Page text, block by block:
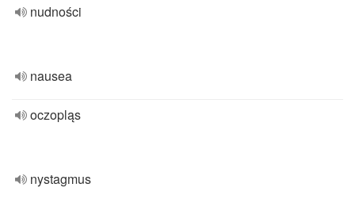
nudności
nausea
oczopląs
nystagmus